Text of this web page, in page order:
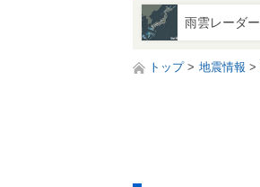
雨雲レーダー
トップ 地震情報